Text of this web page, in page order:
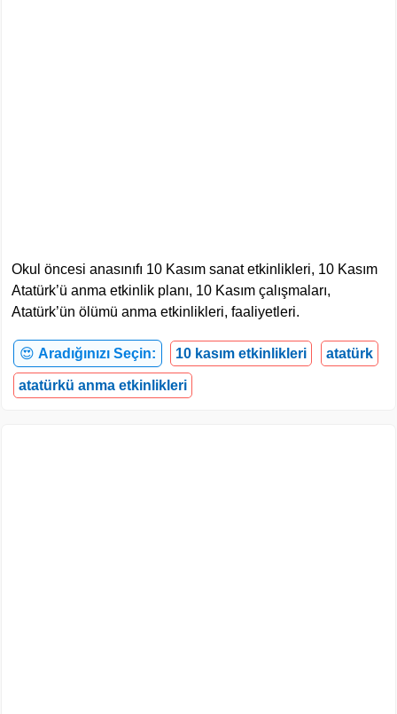
Okul öncesi anasınıfı 10 Kasım sanat etkinlikleri, 10 Kasım
Atatürk’ü anma etkinlik planı, 10 Kasım çalışmaları,
Atatürk’ün ölümü anma etkinlikleri, faaliyetleri.
😍 Aradığınızı Seçin: 10 kasım etkinlikleri atatürk
atatürkü anma etkinlikleri